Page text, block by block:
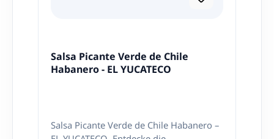
Salsa Picante Verde de Chile
Habanero - EL YUCATECO
Salsa Picante Verde de Chile Habanero –